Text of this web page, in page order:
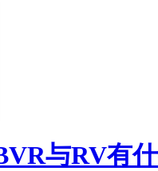
与RV有